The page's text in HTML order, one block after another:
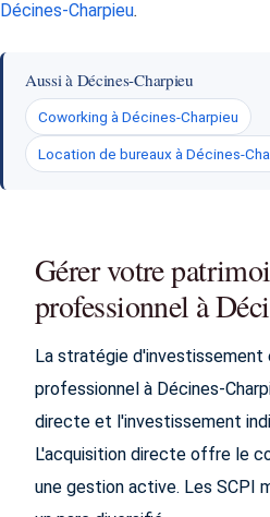
Décines-Charpieu.
Aussi à Décines-Charpieu
Coworking à Décines-Charpieu
Location de bureaux à Décines-
Gérer votre
professionnel à
La stratégie d'investissement
professionnel à Décines-
directe et l'investissement
L'acquisition directe offre le
une gestion active. Les SCPI